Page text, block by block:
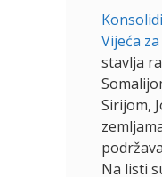
Vijeća
stavlja
Sirijom,
Na listi